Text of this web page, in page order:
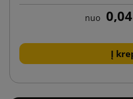
nuo
Į